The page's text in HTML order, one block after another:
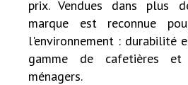
prix. Vendues dans plus
marque est reconnue
l'environnement : durabilité
gamme de cafetières et
ménagers.